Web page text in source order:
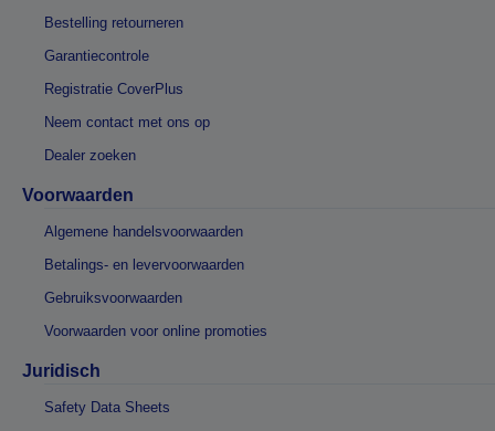
Bestelling retourneren
Garantiecontrole
Registratie CoverPlus
Neem contact met ons op
Dealer zoeken
Voorwaarden
Algemene handelsvoorwaarden
Betalings- en levervoorwaarden
Gebruiksvoorwaarden
Voorwaarden voor online promoties
Juridisch
Safety Data Sheets